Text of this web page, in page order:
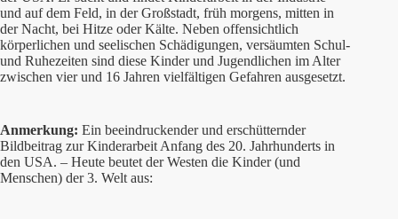
und auf dem Feld, in der Großstadt, früh morgens, mitten in
der Nacht, bei Hitze oder Kälte. Neben offensichtlich
körperlichen und seelischen Schädigungen, versäumten Schul-
und Ruhezeiten sind diese Kinder und Jugendlichen im Alter
zwischen vier und 16 Jahren vielfältigen Gefahren ausgesetzt.
Anmerkung: Ein beeindruckender und erschütternder
Bildbeitrag zur Kinderarbeit Anfang des 20. Jahrhunderts in
den USA. – Heute beutet der Westen die Kinder (und
Menschen) der 3. Welt aus: